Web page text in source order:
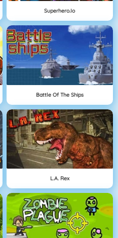
Superhero.io
Battle Of The Ships
L.A. Rex